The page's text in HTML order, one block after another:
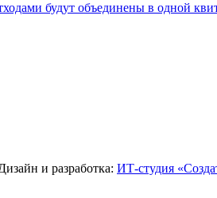
будут объединены в одной
и разработка: ИТ-студия